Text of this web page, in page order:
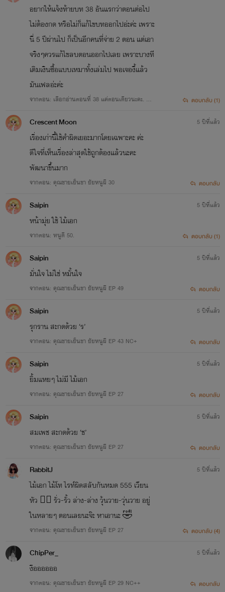
อยากให้แจ้งท้ายบท 38 อันแรกว่าตอนต่อไป
ไม่ต้องกด หรือไม่ก็แก้ไขบทออกไปอ่ะค่ะ เพราะ
นี่ 5 ปีผ่านไป ก็เป็นอีกคนที่จ่าย 2 ตอน แต่เอา
จริงๆควรแก้ไขลบตอนออกไปเลย เพราะบางที
เติมเงินซื้อแบบเหมาทั้งเล่มไป พอเจองี้แล้ว
มันเฟลอ่ะค่ะ
จากตอน: เลือกอ่านตอนที่ 38 แค่ตอนเดียวนะคะ. สง
ตอบกลับ (1)
Crescent Moon
เรื่องเก่านี้ใช้คำผิดเยอะมากโดยเฉพาะคะ ค่ะ
ดีใจที่เห็นเรื่องล่าสุดใช้ถูกต้องแล้วนะคะ
พัฒนาขึ้นมาก
จากตอน: คุณชายเย็นชา ยัยหนูผี 30
5 ปีที่แล้ว
ตอบกลับ
Saipin
หน้ามุ่ย ใช้ ไม้เอก
จากตอน: หนูดี 50.
5 ปีที่แล้ว
ตอบกลับ (1)
Saipin
มั่นใจ ไม่ใช่ หมั้นใจ
จากตอน: คุณชายเย็นชา ยัยหนูผี EP 49
5 ปีที่แล้ว
ตอบกลับ
Saipin
รุกราน สะกดด้วย ‘ร’
จากตอน: คุณชายเย็นชา ยัยหนูผี EP 43 NC+
5 ปีที่แล้ว
ตอบกลับ
Saipin
ยิ้มแหยๆ ไม่มี ไม้เอก
จากตอน: คุณชายเย็นชา ยัยหนูผี EP 27
5 ปีที่แล้ว
ตอบกลับ
Saipin
สมเพช สะกดด้วย ‘ช’
จากตอน: คุณชายเย็นชา ยัยหนูผี EP 27
5 ปีที่แล้ว
ตอบกลับ
RabbitJ
ไม้เอก ไม้โท ไรท์ผิดสลับกันหมด 555 เวียน
หัว 😵‍💫 รั่ว-รั้ว ล่าง-ล่าง วุ้นวาย-วุ่นวาย อยู่
ในหลายๆ ตอนเลยนะจ๊ะ หาเอานะ 🤣
จากตอน: คุณชายเย็นชา ยัยหนูผี EP 27
5 ปีที่แล้ว
ตอบกลับ (4)
ChipPer​_
งืออออออ
จากตอน: คุณชายเย็นชา ยัยหนูผี EP 29 NC++
5 ปีที่แล้ว
ตอบกลับ